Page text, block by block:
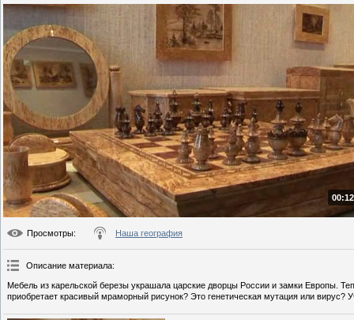
Просмотры: Наша география
Описание материала:
Мебель из карельской березы украшала царские дворцы России и замки Европы.
приобретает красивый мраморный рисунок? Это генетическая мутация или